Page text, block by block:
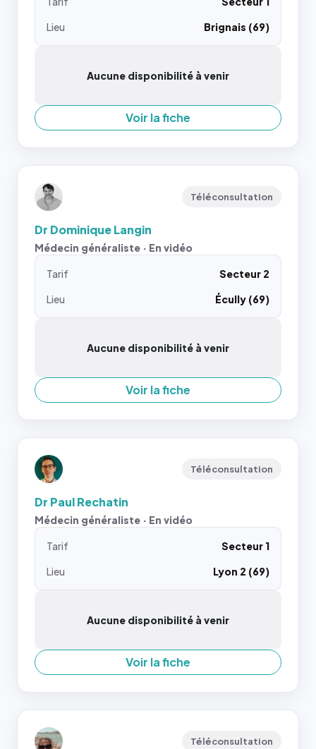
Lieu
Brignais (69)
Aucune disponibilité à venir
Voir la fiche
Téléconsultation
Dr Dominique Langin
Médecin généraliste · En vidéo
Tarif
Secteur 2
Lieu
Écully (69)
Aucune disponibilité à venir
Voir la fiche
Téléconsultation
Dr Paul Rechatin
Médecin généraliste · En vidéo
Tarif
Secteur 1
Lieu
Lyon 2 (69)
Aucune disponibilité à venir
Voir la fiche
Téléconsultation